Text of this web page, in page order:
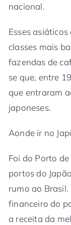
nacional.
Esses
classes mais
fazendas de
se que, entre
que entraram
japoneses.
Aonde ir no
Foi do Porto
portos do
rumo ao
financeiro do
a receita da